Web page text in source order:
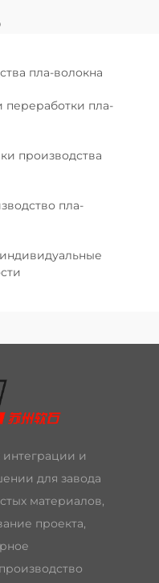
пла-волокна
переработки пла-
производства
пла-
и
для завода
материалов,
проекта,